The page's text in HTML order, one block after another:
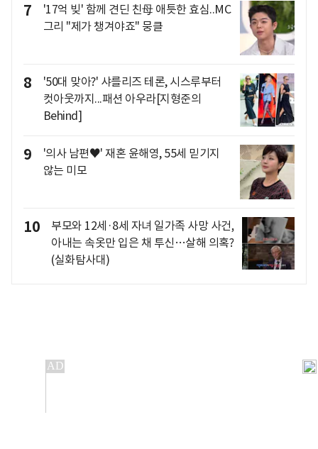
7
'17억 빚' 함께 견딘 친母 애틋한 효심..MC
그리 "제가 챙겨야죠" 뭉클
8
'50대 맞아?' 샤를리즈 테론, 시스루부터
컷아웃까지...패션 아우라[지형준의
Behind]
9
'의사 남편♥' 재혼 윤해영, 55세 믿기지
않는 미모
10
부모와 12세·8세 자녀 일가족 사망 사건,
아내는 속옷만 입은 채 투신…살해 의혹?
(실화탐사대)